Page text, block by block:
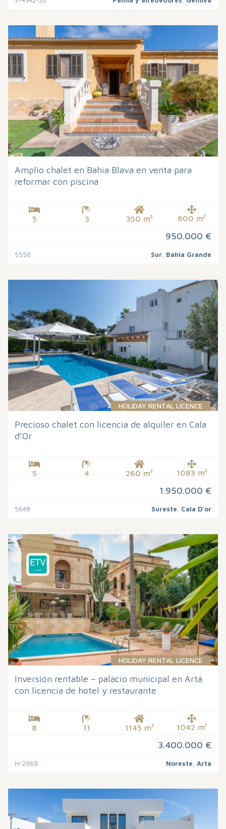
Amplio chalet en Bahia Blava en venta para
reformar con piscina
5 3 350 m² 600 m²
950.000 €
5556 Sur Bahia Grande
HOLIDAY RENTAL LICENCE
Precioso chalet con licencia de alquiler en Cala
d’Or
5 4 260 m² 1083 m²
1.950.000 €
5648 Sureste Cala D'or
HOLIDAY RENTAL LICENCE
Inversión rentable – palacio municipal en Artá
con licencia de hotel y restaurante
8 11 1145 m² 1042 m²
3.400.000 €
H-2969 Noreste Arta